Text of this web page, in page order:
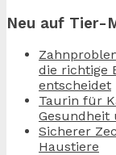
Neu auf Tier-
die richtige
entscheidet
Taurin für
Gesundheit
Sicherer
Haustiere